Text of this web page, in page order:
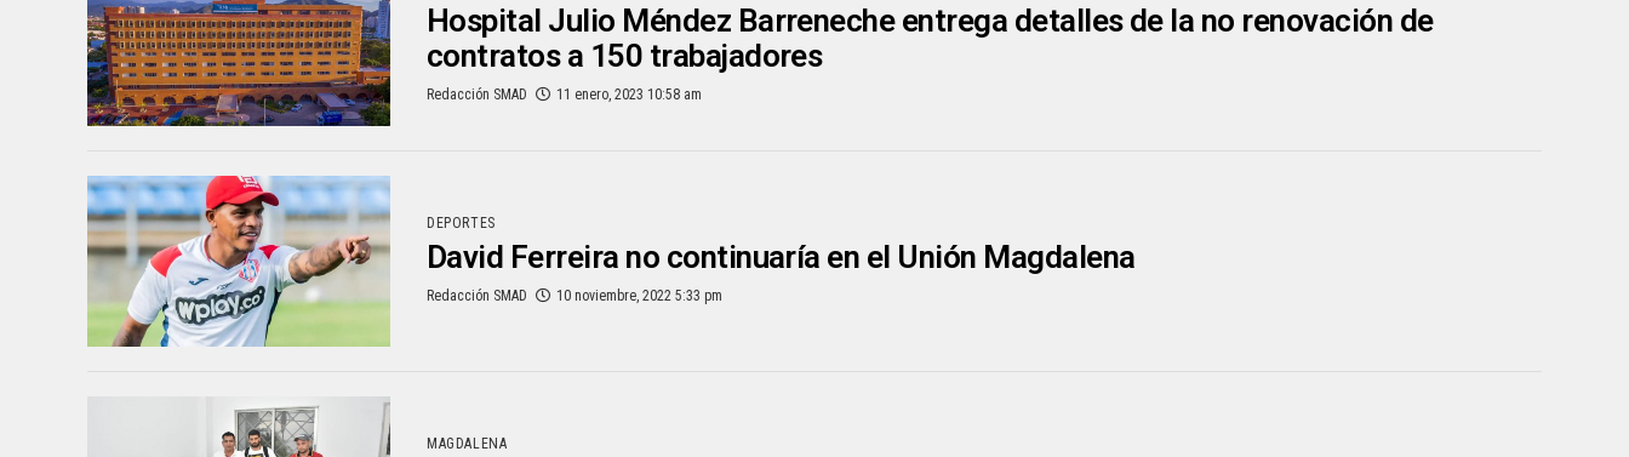
Hospital Julio Méndez Barreneche entrega detalles de la no renovación de
contratos a 150 trabajadores
Redacción SMAD 11 enero, 2023 10:58 am
DEPORTES
David Ferreira no continuaría en el Unión Magdalena
Redacción SMAD 10 noviembre, 2022 5:33 pm
MAGDALENA